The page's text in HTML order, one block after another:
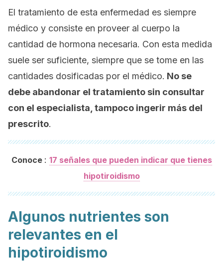
El tratamiento de esta enfermedad es siempre
médico y consiste en proveer al cuerpo la
cantidad de hormona necesaria. Con esta medida
suele ser suficiente, siempre que se tome en las
cantidades dosificadas por el médico. No se
debe abandonar el tratamiento sin consultar
con el especialista, tampoco ingerir más del
prescrito.
Conoce : 17 señales que pueden indicar que tienes
hipotiroidismo
Algunos nutrientes son
relevantes en el
hipotiroidismo